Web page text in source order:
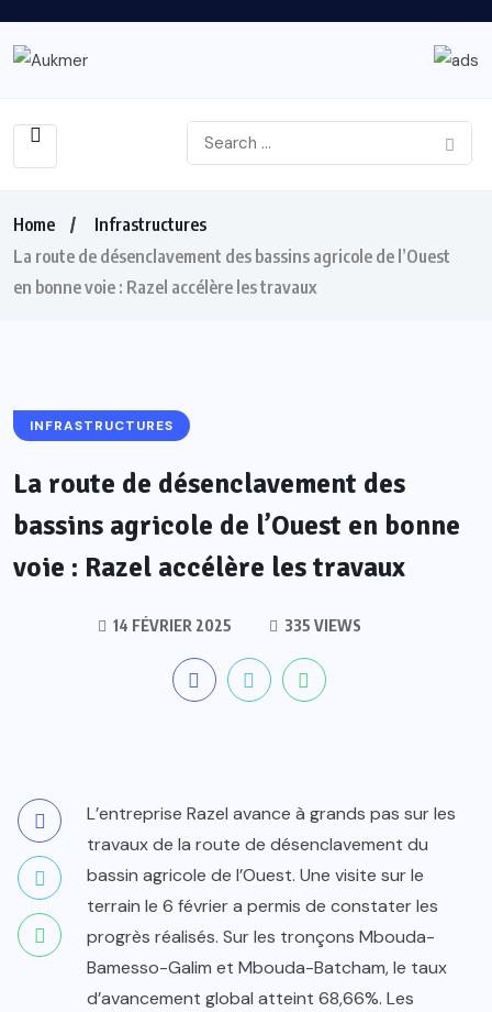
Home
Infrastructures
La route de désenclavement des bassins agricole de l’Ouest
en bonne voie : Razel accélère les travaux
INFRASTRUCTURES
La route de désenclavement des
bassins agricole de l’Ouest en bonne
voie : Razel accélère les travaux
14 FÉVRIER 2025 335 VIEWS
L’entreprise Razel avance à grands pas sur les
travaux de la route de désenclavement du
bassin agricole de l’Ouest. Une visite sur le
terrain le 6 février a permis de constater les
progrès réalisés. Sur les tronçons Mbouda-
Bamesso-Galim et Mbouda-Batcham, le taux
d’avancement global atteint 68,66%. Les